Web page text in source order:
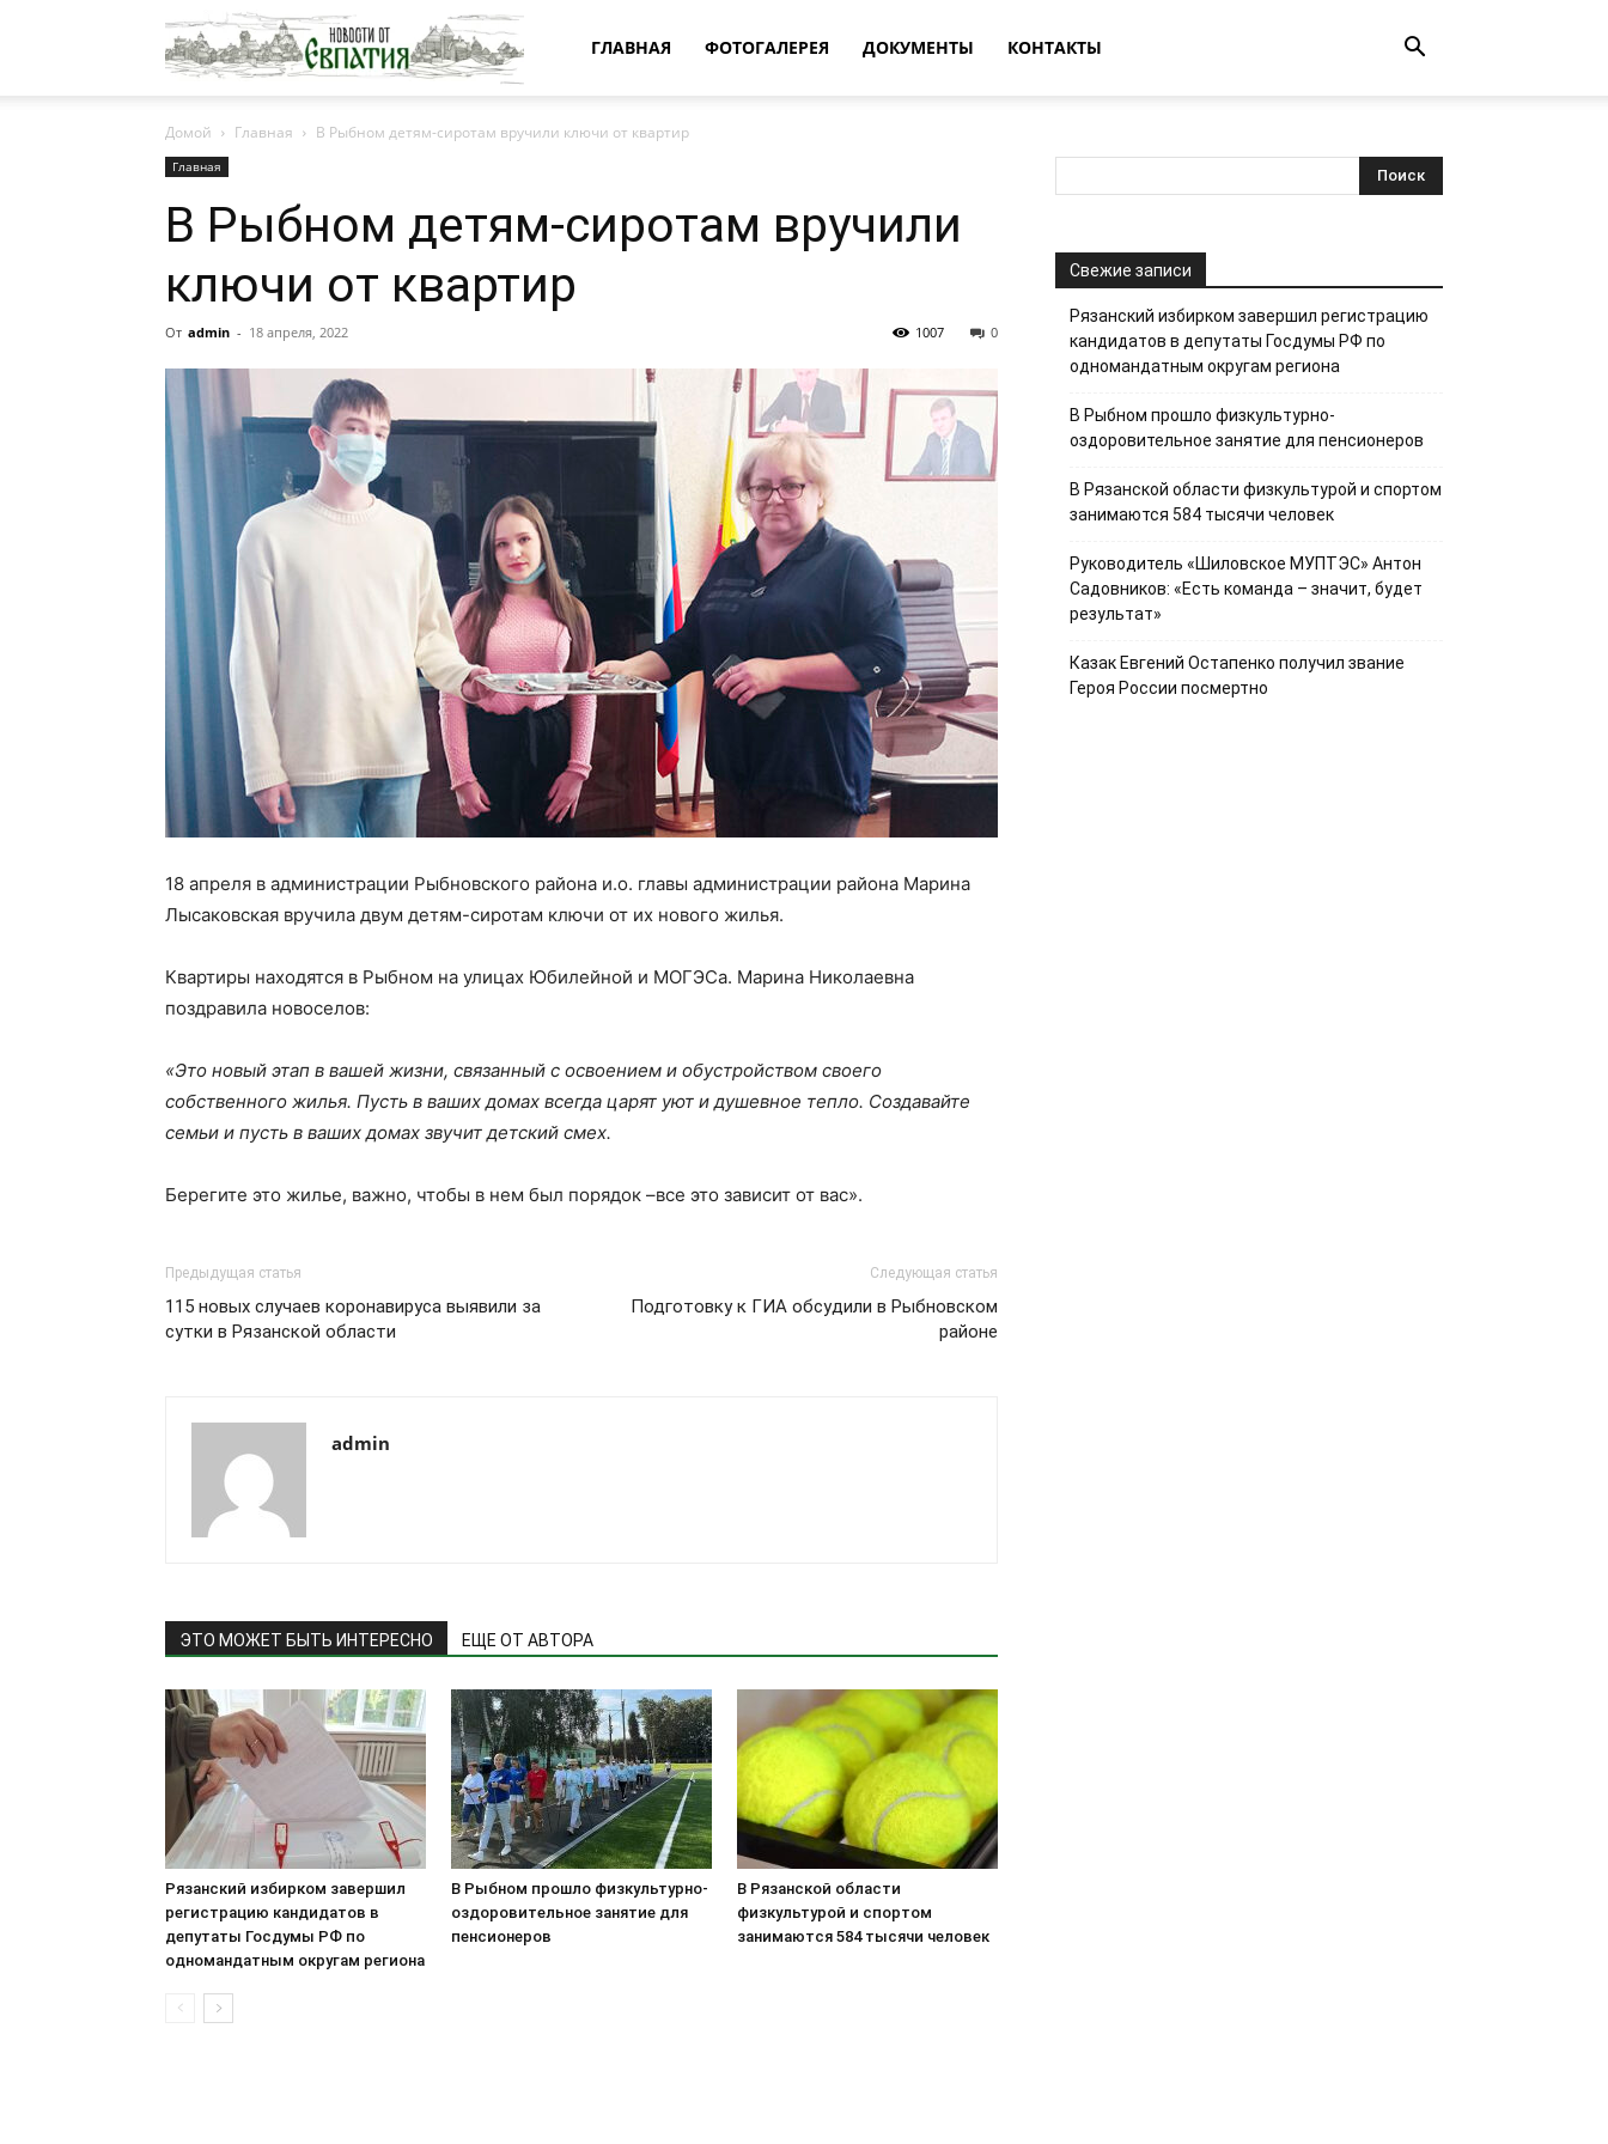
Новости
от
Евпатия
ГЛАВНАЯ ФОТОГАЛЕРЕЯ ДОКУМЕНТЫ КОНТАКТЫ
Домой Главная В Рыбном детям-сиротам вручили ключи от квартир
Главная
В Рыбном детям-сиротам вручили
ключи от квартир
От admin - 18 апреля, 2022 0
1007
18 апреля в администрации Рыбновского района и.о. главы администрации района Марина
Лысаковская вручила двум детям-сиротам ключи от их нового жилья.
Квартиры находятся в Рыбном на улицах Юбилейной и МОГЭСа. Марина Николаевна
поздравила новоселов:
«Это новый этап в вашей жизни, связанный с освоением и обустройством своего
собственного жилья. Пусть в ваших домах всегда царят уют и душевное тепло. Создавайте
семьи и пусть в ваших домах звучит детский смех.
Берегите это жилье, важно, чтобы в нем был порядок –все это зависит от вас».
Предыдущая статья
115 новых случаев коронавируса выявили за
сутки в Рязанской области
Следующая статья
Подготовку к ГИА обсудили в Рыбновском
районе
admin
ЭТО МОЖЕТ БЫТЬ ИНТЕРЕСНО ЕЩЕ ОТ АВТОРА
Рязанский избирком завершил
регистрацию кандидатов в
депутаты Госдумы РФ по
одномандатным округам региона
В Рыбном прошло физкультурно-
оздоровительное занятие для
пенсионеров
В Рязанской области
физкультурой и спортом
занимаются 584 тысячи человек
Свежие записи
Рязанский избирком завершил регистрацию
кандидатов в депутаты Госдумы РФ по
одномандатным округам региона
В Рыбном прошло физкультурно-
оздоровительное занятие для пенсионеров
В Рязанской области физкультурой и спортом
занимаются 584 тысячи человек
Руководитель «Шиловское МУПТЭС» Антон
Садовников: «Есть команда – значит, будет
результат»
Казак Евгений Остапенко получил звание
Героя России посмертно